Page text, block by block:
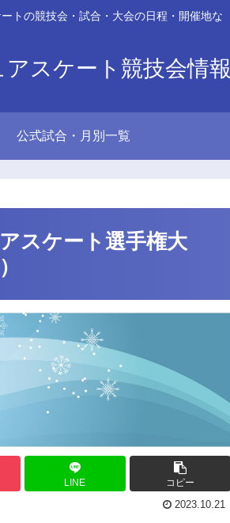
トの競技会・試合・大会の日程・開催地な
アスケート競技会情報
公式試合・月別一覧
スケート選手権大
LINE コピー
2023.10.21